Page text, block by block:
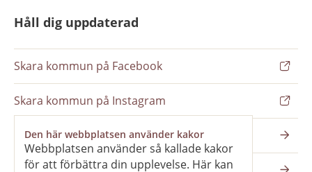
Den här webbplatsen använder kakor
Webbplatsen använder så kallade kakor
för att förbättra din upplevelse. Här kan
Håll dig uppdaterad
Skara kommun på Facebook
Skara kommun på Instagram
Nyhetsbrev